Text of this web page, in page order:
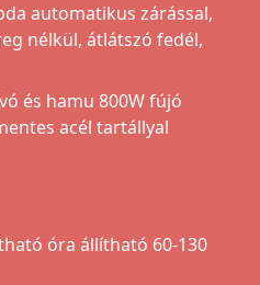
automatikus zárással,
nélkül, átlátszó fedél,
és hamu 800W fújó
acél tartállyal
óra állítható 60-130